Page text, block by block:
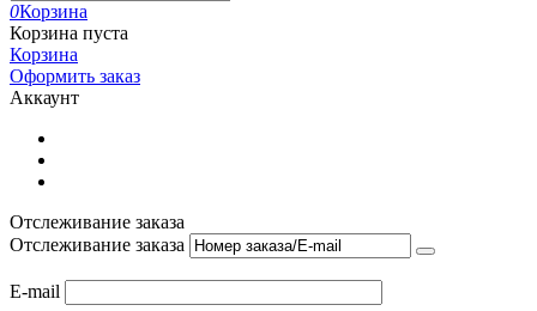
0Корзина
Корзина пуста
Корзина
Оформить заказ
Аккаунт
Отслеживание заказа
Отслеживание заказа
E-mail